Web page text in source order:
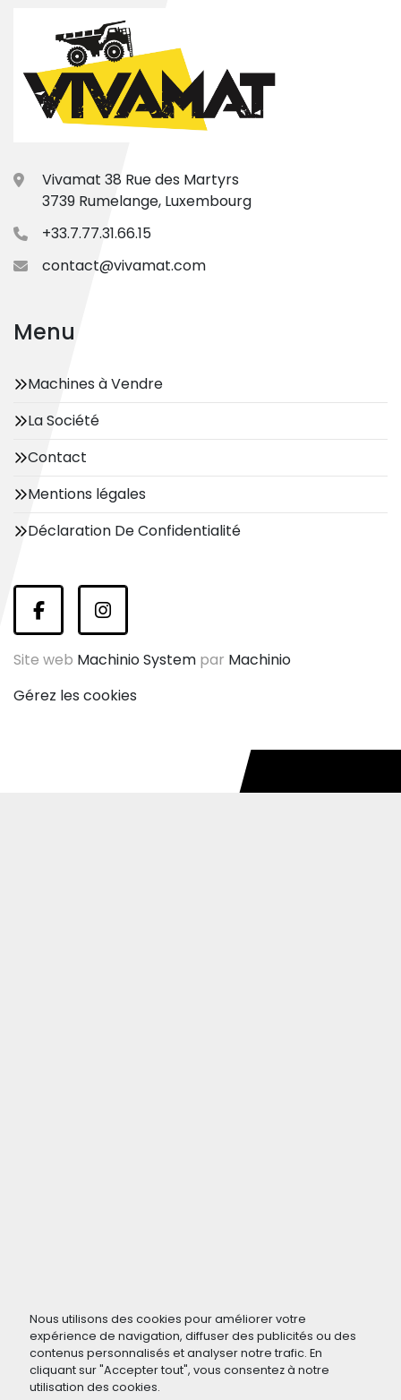
Nous utilisons des cookies pour améliorer votre
expérience de navigation, diffuser des publicités ou des
contenus personnalisés et analyser notre trafic. En
cliquant sur "Accepter tout", vous consentez à notre
utilisation des cookies.
Vivamat 38 Rue des Martyrs
3739 Rumelange, Luxembourg
+33.7.77.31.66.15
contact@vivamat.com
Menu
Machines à Vendre
La Société
Contact
Mentions légales
Déclaration De Confidentialité
facebookinstagram
Site web Machinio System par Machinio
Gérez les cookies